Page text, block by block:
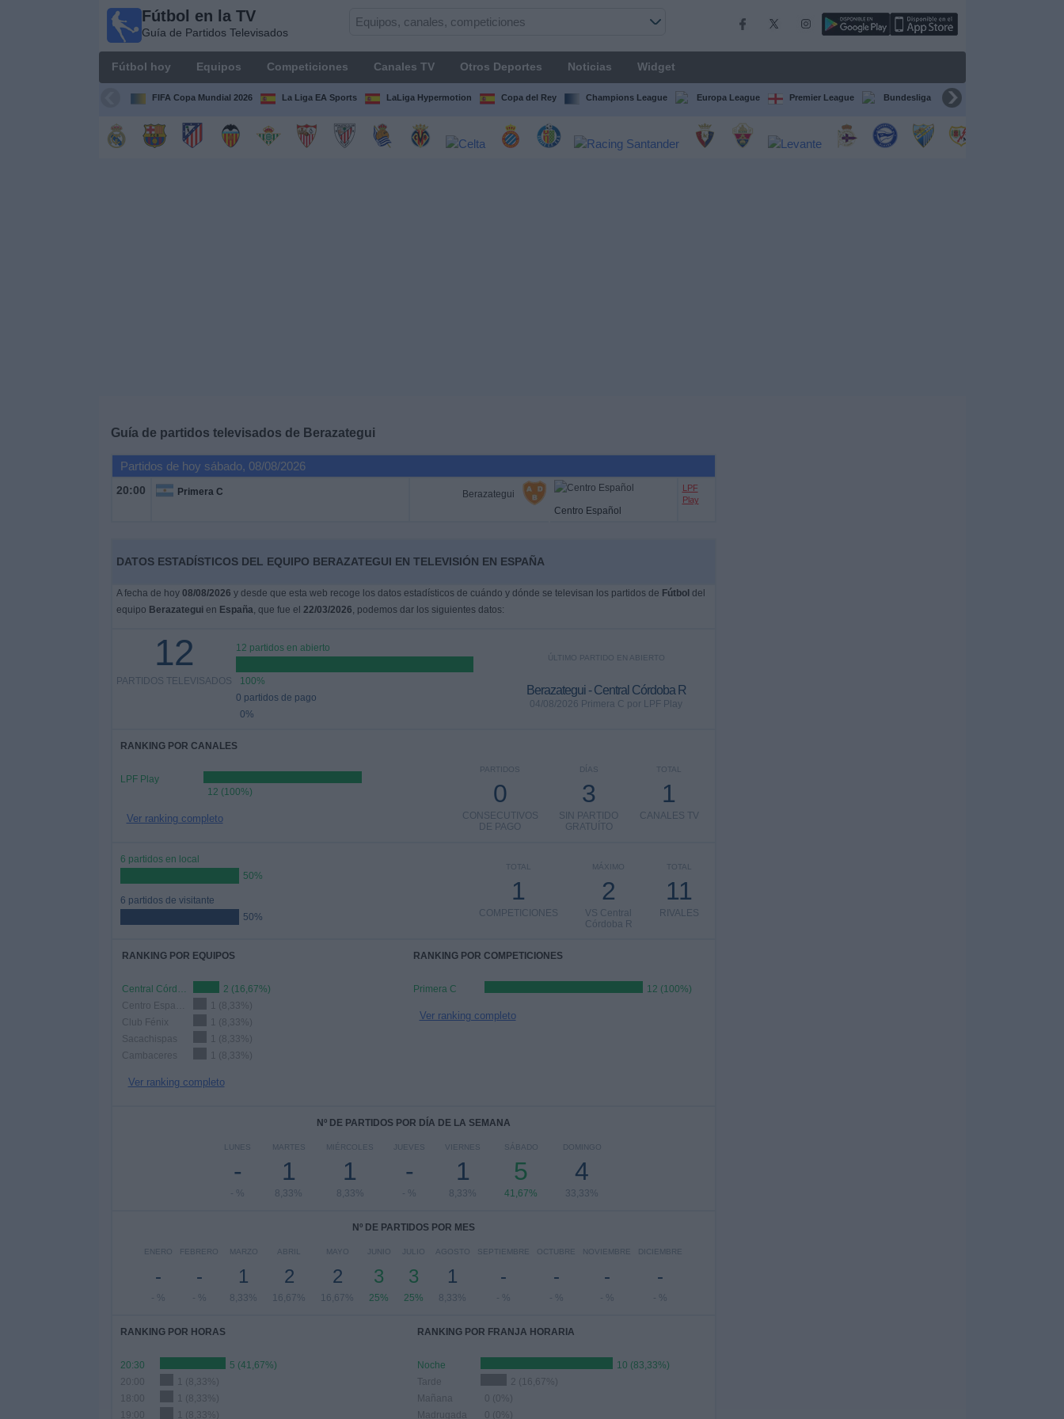
Fútbol en la TV
Guía de Partidos Televisados
Fútbol hoy Equipos Competiciones Canales TV Otros Deportes Noticias Widget
FIFA Copa Mundial 2026 La Liga EA Sports LaLiga Hypermotion Copa del Rey Champions League Europa League Premier League Bundesliga Supercopa de España
Guía de partidos televisados de Berazategui
Partidos de hoy sábado, 08/08/2026
20:00 Primera C
Berazategui
Centro Español
LPF
Play
DATOS ESTADÍSTICOS DEL EQUIPO BERAZATEGUI EN TELEVISIÓN EN ESPAÑA
A fecha de hoy 08/08/2026 y desde que esta web recoge los datos estadísticos de cuándo y dónde se televisan los partidos de Fútbol del
equipo Berazategui en España, que fue el 22/03/2026, podemos dar los siguientes datos:
12
PARTIDOS TELEVISADOS
12 partidos en abierto
100%
0 partidos de pago
0%
ÚLTIMO PARTIDO EN ABIERTO
Berazategui - Central Córdoba R
04/08/2026 Primera C por LPF Play
RANKING POR CANALES
LPF Play
12 (100%)
Ver ranking completo
TOTAL
1
CANALES TV
DÍAS
3
SIN PARTIDO
GRATUÍTO
PARTIDOS
0
CONSECUTIVOS
DE PAGO
6 partidos en local
50%
6 partidos de visitante
50%
TOTAL
11
RIVALES
MÁXIMO
2
VS Central
Córdoba R
TOTAL
1
COMPETICIONES
RANKING POR EQUIPOS
Central Córdoba R
2 (16,67%)
1 (8,33%)
Club Fénix
1 (8,33%)
Sacachispas
1 (8,33%)
Cambaceres
1 (8,33%)
Ver ranking completo
RANKING POR COMPETICIONES
Primera C 12 (100%)
Ver ranking completo
Nº DE PARTIDOS POR DÍA DE LA SEMANA
LUNES
-
- %
MARTES
1
8,33%
MIÉRCOLES
1
8,33%
JUEVES
-
- %
VIERNES
1
8,33%
SÁBADO
5
41,67%
DOMINGO
4
33,33%
Nº DE PARTIDOS POR MES
ENERO
-
- %
FEBRERO
-
- %
MARZO
1
8,33%
ABRIL
2
16,67%
MAYO
2
16,67%
JUNIO
3
25%
JULIO
3
25%
AGOSTO
1
8,33%
SEPTIEMBRE
-
- %
OCTUBRE
-
- %
NOVIEMBRE
-
- %
DICIEMBRE
-
- %
RANKING POR HORAS
20:30
5 (41,67%)
20:00
1 (8,33%)
18:00
1 (8,33%)
19:00
1 (8,33%)
RANKING POR FRANJA HORARIA
Noche
10 (83,33%)
Tarde
2 (16,67%)
Mañana
0 (0%)
Madrugada
0 (0%)